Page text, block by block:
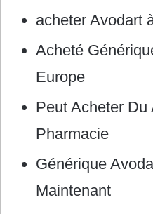
acheter Avodart
Acheté
Europe
Peut Acheter Du
Pharmacie
Générique
Maintenant